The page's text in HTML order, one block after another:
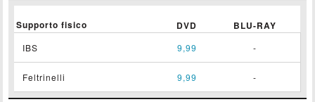
Supporto fisico DVD BLU-RAY
IBS 9,99 -
Feltrinelli 9,99 -